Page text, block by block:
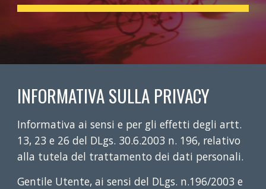
INFORMATIVA SULLA PRIVACY
Informativa ai sensi e per gli effetti degli artt.
13, 23 e 26 del DLgs. 30.6.2003 n. 196, relativo
alla tutela del trattamento dei dati personali.
Gentile Utente, ai sensi del DLgs. n.196/2003 e